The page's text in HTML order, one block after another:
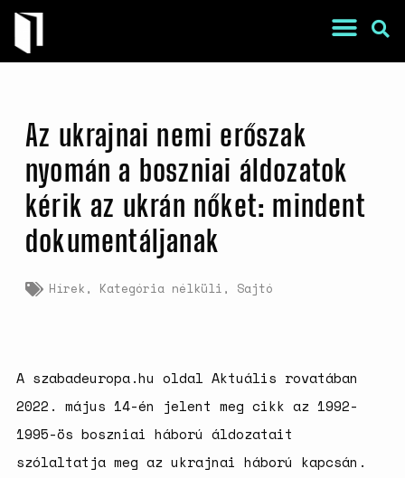
War Is a Male Game
Gewalt als Kriegswaffe
A háborús nemi erőszak és a
nőgyógyász lobbi hatása a
magyarországi
rendszerre
Bálsój szerelem a málenkij
Az ukrajnai nemi erőszak
nyomán a boszniai áldozatok
kérik az ukrán nőket: mindent
dokumentáljanak
Hírek , Kategória nélküli , Sajtó
A szabadeuropa.hu oldal Aktuális rovatában
2022. május 14-én jelent meg cikk az 1992-
1995-ös boszniai háború áldozatait
szólaltatja meg az ukrajnai háború kapcsán.